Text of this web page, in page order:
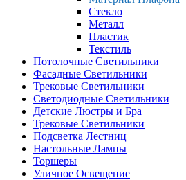
Стекло
Металл
Пластик
Текстиль
Потолочные Светильники
Фасадные Светильники
Трековые Светильники
Светодиодные Светильники
Детские Люстры и Бра
Трековые Светильники
Подсветка Лестниц
Настольные Лампы
Торшеры
Уличное Освещение